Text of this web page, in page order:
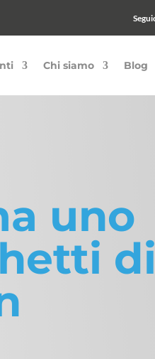
Chi siamo Blog
uno
di